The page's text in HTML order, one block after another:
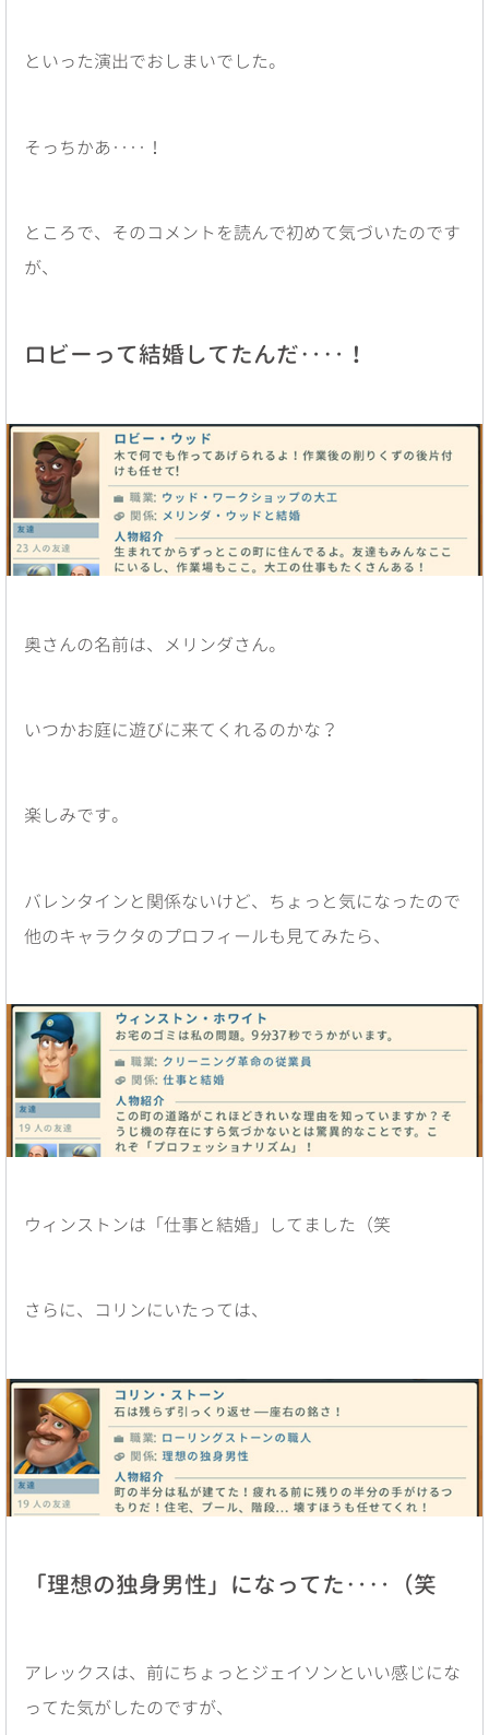
といった演出でおしまいでした。
そっちかあ‥‥！
ところで、そのコメントを読んで初めて気づいたのです
が、
ロビーって結婚してたんだ‥‥！
奥さんの名前は、メリンダさん。
いつかお庭に遊びに来てくれるのかな？
楽しみです。
バレンタインと関係ないけど、ちょっと気になったので
他のキャラクタのプロフィールも見てみたら、
ウィンストンは「仕事と結婚」してました（笑
さらに、コリンにいたっては、
「理想の独身男性」になってた‥‥（笑
アレックスは、前にちょっとジェイソンといい感じにな
ってた気がしたのですが、